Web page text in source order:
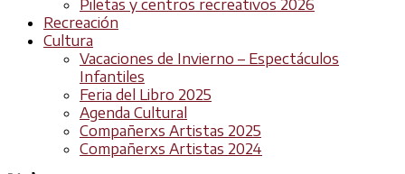
Piletas y centros recreativos 2026
Recreación
Cultura
Vacaciones de Invierno – Espectáculos
Infantiles
Feria del Libro 2025
Agenda Cultural
Compañerxs Artistas 2025
Compañerxs Artistas 2024